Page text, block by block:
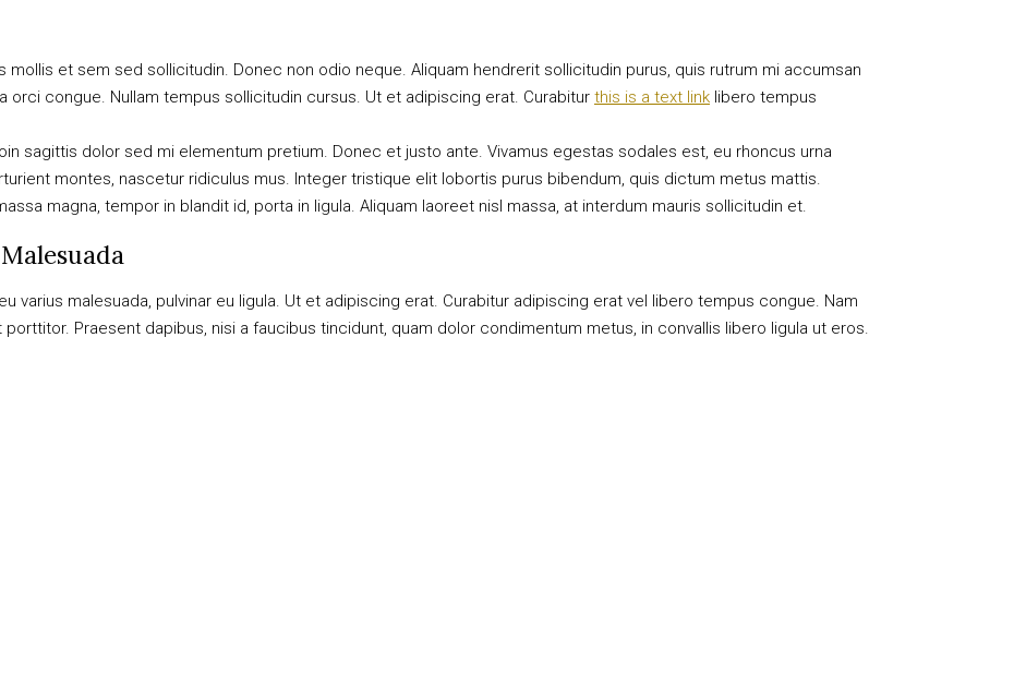
et sem sed sollicitudin. Donec non odio neque. Aliquam hendrerit sollicitudin purus, quis rutrum mi accumsan
orci congue. Nullam tempus sollicitudin cursus. Ut et adipiscing erat. Curabitur this is a text link libero tempus
sagittis dolor sed mi elementum pretium. Donec et justo ante. Vivamus egestas sodales est, eu rhoncus urna
montes, nascetur ridiculus mus. Integer tristique elit lobortis purus bibendum, quis dictum metus mattis.
magna, tempor in blandit id, porta in ligula. Aliquam laoreet nisl massa, at interdum mauris sollicitudin et.
varius malesuada, pulvinar eu ligula. Ut et adipiscing erat. Curabitur adipiscing erat vel libero tempus congue. Nam
Praesent dapibus, nisi a faucibus tincidunt, quam dolor condimentum metus, in convallis libero ligula ut eros.